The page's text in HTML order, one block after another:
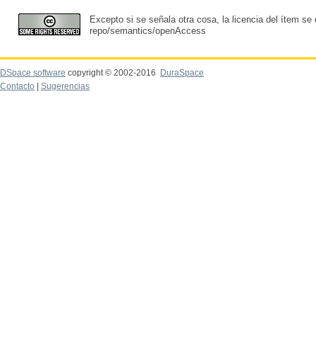
Excepto si se señala otra cosa, la licencia del ítem se
repo/semantics/openAccess
DSpace software copyright © 2002-2016
DuraSpace
Contacto
Sugerencias